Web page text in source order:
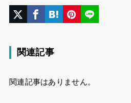
関連記事
関連記事はありません。